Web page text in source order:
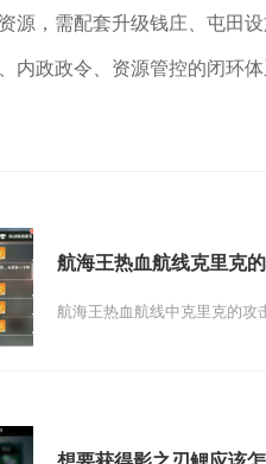
源，需配套升级钱庄、屯田
内政政令、资源管控的闭环
航海王热血航线克里克
航海王热血航线中克里克的攻